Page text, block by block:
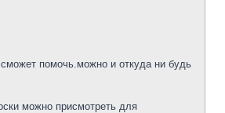
помочь.можно и откуда ни будь
можно присмотреть для